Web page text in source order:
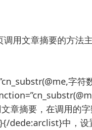
用文章摘要的方法主
字符
章摘要，在调用的
dede:arclist}中，